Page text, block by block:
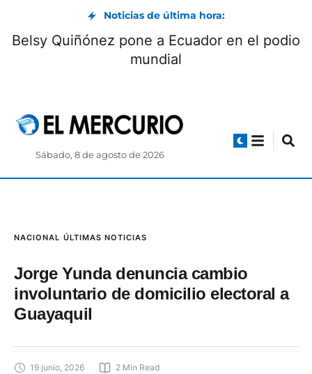
Noticias de última hora:
Belsy Quiñónez pone a Ecuador en el podio
mundial
Sábado, 8 de agosto de 2026
NACIONAL ÚLTIMAS NOTICIAS
Jorge Yunda denuncia cambio
involuntario de domicilio electoral a
Guayaquil
19 junio, 2026 2 Min Read